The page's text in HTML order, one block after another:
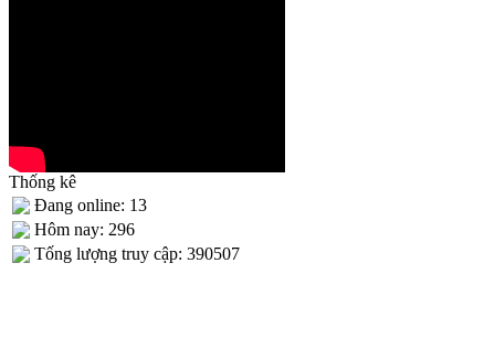
Thống kê
Đang online: 13
Hôm nay: 296
Tống lượng truy cập: 390507